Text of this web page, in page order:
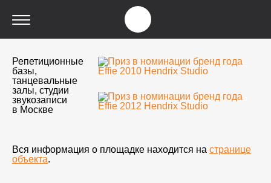
Репетиционные
базы,
танцевальные
залы, студии
звукозаписи
в Москве
Вся информация о площадке находится на странице
объекта.